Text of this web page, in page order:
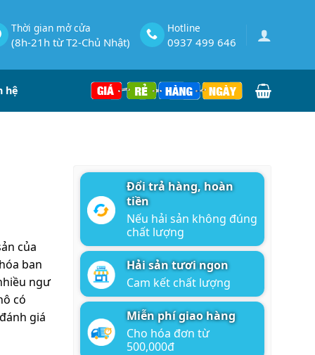
Thời gian mở cửa
(8h-21h từ T2-Chủ Nhật)
Hotline
0937 499 646
hệ
của
ban
ngư
có
giá
Đổi trả hàng, hoàn
tiền
Nếu hải sản không đúng
chất lượng
Hải sản tươi ngon
Cam kết chất lượng
Miễn phí giao hàng
Cho hóa đơn từ
500,000đ